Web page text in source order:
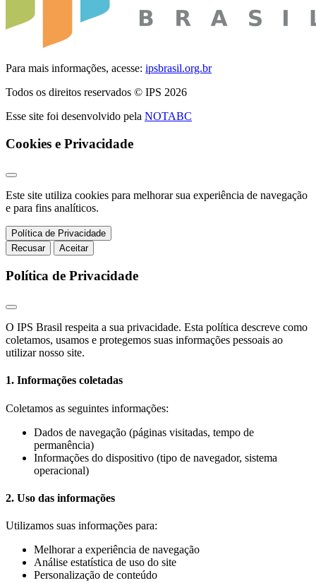
Para mais informações, acesse: ipsbrasil.org.br
Todos os direitos reservados © IPS 2026
Esse site foi desenvolvido pela NOTABC
Cookies e Privacidade
Este site utiliza cookies para melhorar sua experiência de navegação
e para fins analíticos.
Política de Privacidade
Recusar
Aceitar
Política de Privacidade
O IPS Brasil respeita a sua privacidade. Esta política descreve como
coletamos, usamos e protegemos suas informações pessoais ao
utilizar nosso site.
1. Informações coletadas
Coletamos as seguintes informações:
Dados de navegação (páginas visitadas, tempo de
permanência)
Informações do dispositivo (tipo de navegador, sistema
operacional)
2. Uso das informações
Utilizamos suas informações para:
Melhorar a experiência de navegação
Análise estatística de uso do site
Personalização de conteúdo